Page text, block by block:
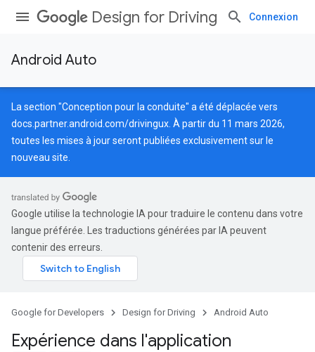
Design for Driving Connexion
Android Auto
La section "Conception pour la conduite" a été déplacée vers
docs.partner.android.com/drivingux . À partir du 11 mars 2026,
toutes les mises à jour seront publiées exclusivement sur le
nouveau site.
Google utilise la technologie IA pour traduire le contenu dans votre
langue préférée. Les traductions générées par IA peuvent
contenir des erreurs.
Google for Developers Design for Driving Android Auto
Expérience dans l'application